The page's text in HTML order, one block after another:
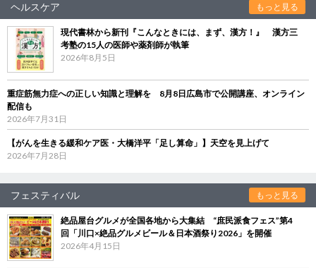
ヘルスケア もっと見る
現代書林から新刊『こんなときには、まず、漢方！』 漢方三
考塾の15人の医師や薬剤師が執筆
2026年8月5日
重症筋無力症への正しい知識と理解を 8月8日広島市で公開講座、オンライン
配信も
2026年7月31日
【がんを生きる緩和ケア医・大橋洋平「足し算命」】天空を見上げて
2026年7月28日
フェスティバル もっと見る
絶品屋台グルメが全国各地から大集結 “庶民派食フェス”第4
回「川口×絶品グルメビール＆日本酒祭り2026」を開催
2026年4月15日